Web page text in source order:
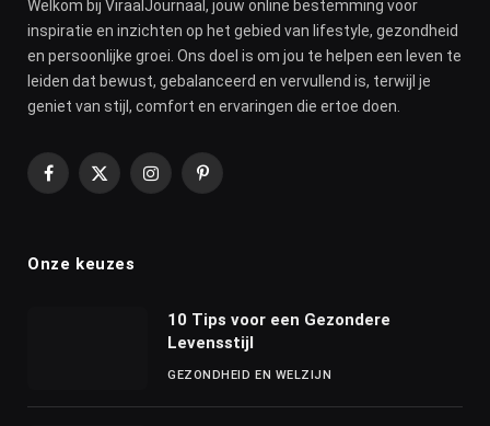
Welkom bij ViraalJournaal, jouw online bestemming voor
inspiratie en inzichten op het gebied van lifestyle, gezondheid
en persoonlijke groei. Ons doel is om jou te helpen een leven te
leiden dat bewust, gebalanceerd en vervullend is, terwijl je
geniet van stijl, comfort en ervaringen die ertoe doen.
Facebook
X
InstagramPinterest
Onze keuzes
10 Tips voor een Gezondere
Levensstijl
GEZONDHEID EN WELZIJN